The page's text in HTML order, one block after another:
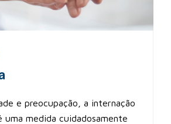
e preocupação, a internação
uma medida cuidadosamente